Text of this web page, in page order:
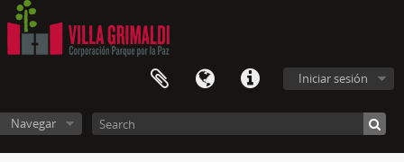
Iniciar sesión
Navegar